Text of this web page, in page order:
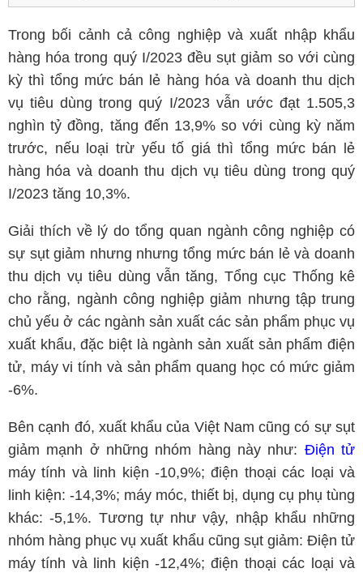
Trong bối cảnh cả công nghiệp và xuất nhập khẩu
hàng hóa trong quý I/2023 đều sụt giảm so với cùng
kỳ thì tổng mức bán lẻ hàng hóa và doanh thu dịch
vụ tiêu dùng trong quý I/2023 vẫn ước đạt 1.505,3
nghìn tỷ đồng, tăng đến 13,9% so với cùng kỳ năm
trước, nếu loại trừ yếu tố giá thì tổng mức bán lẻ
hàng hóa và doanh thu dịch vụ tiêu dùng trong quý
I/2023 tăng 10,3%.
Giải thích về lý do tổng quan ngành công nghiệp có
sự sụt giảm nhưng nhưng tổng mức bán lẻ và doanh
thu dịch vụ tiêu dùng vẫn tăng, Tổng cục Thống kê
cho rằng, ngành công nghiệp giảm nhưng tập trung
chủ yếu ở các ngành sản xuất các sản phẩm phục vụ
xuất khẩu, đặc biệt là ngành sản xuất sản phẩm điện
tử, máy vi tính và sản phẩm quang học có mức giảm
-6%.
Bên cạnh đó, xuất khẩu của Việt Nam cũng có sự sụt
giảm mạnh ở những nhóm hàng này như: Điện tử
máy tính và linh kiện -10,9%; điện thoại các loại và
linh kiện: -14,3%; máy móc, thiết bị, dụng cụ phụ tùng
khác: -5,1%. Tương tự như vậy, nhập khẩu những
nhóm hàng phục vụ xuất khẩu cũng sụt giảm: Điện tử
máy tính và linh kiện -12,4%; điện thoại các loại và